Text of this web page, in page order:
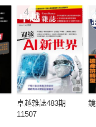
4
卓越雜誌483期
11507